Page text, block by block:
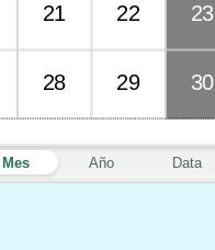
Mes Año Data
21 22 23
28 29 30